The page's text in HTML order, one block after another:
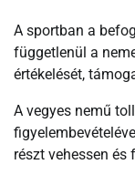
A sportban a
függetlenül a
értékelését,
A vegyes nemű
részt vehessen és